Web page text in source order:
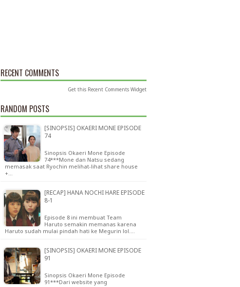
RECENT COMMENTS
Get this Recent Comments Widget
RANDOM POSTS
[SINOPSIS] OKAERI MONE EPISODE
74
Sinopsis Okaeri Mone Episode
74***Mone dan Natsu sedang
memasak saat Ryochin melihat-lihat share house
+…
[RECAP] HANA NOCHI HARE EPISODE
8-1
Episode 8 ini membuat Team
Haruto semakin memanas karena
Haruto sudah mulai pindah hati ke Megurin lol.…
[SINOPSIS] OKAERI MONE EPISODE
91
Sinopsis Okaeri Mone Episode
91***Dari website yang